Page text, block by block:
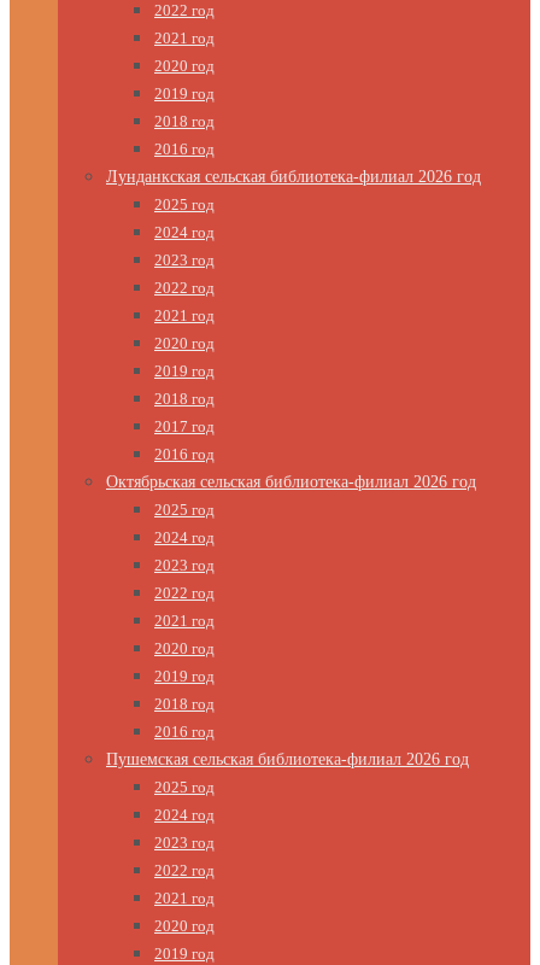
2022 год
2021 год
2020 год
2019 год
2018 год
2016 год
Лунданкская сельская библиотека-филиал 2026 год
2025 год
2024 год
2023 год
2022 год
2021 год
2020 год
2019 год
2018 год
2017 год
2016 год
Октябрьская сельская библиотека-филиал 2026 год
2025 год
2024 год
2023 год
2022 год
2021 год
2020 год
2019 год
2018 год
2016 год
Пушемская сельская библиотека-филиал 2026 год
2025 год
2024 год
2023 год
2022 год
2021 год
2020 год
2019 год